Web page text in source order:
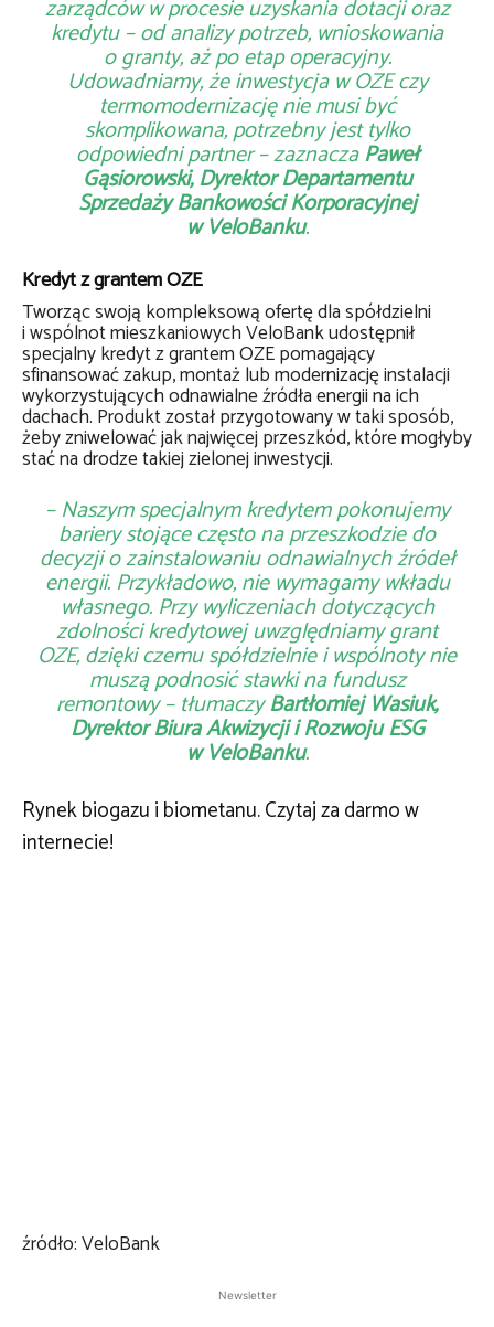
zarządców w procesie uzyskania dotacji oraz
kredytu – od analizy potrzeb, wnioskowania
o granty, aż po etap operacyjny.
Udowadniamy, że inwestycja w OZE czy
termomodernizację nie musi być
skomplikowana, potrzebny jest tylko
odpowiedni partner– zaznaczaPaweł
Gąsiorowski, Dyrektor Departamentu
Sprzedaży Bankowości Korporacyjnej
w VeloBanku.
Kredyt z grantem OZE
Tworząc swoją kompleksową ofertę dla spółdzielni
i wspólnot mieszkaniowych VeloBank udostępnił
specjalny kredyt z grantem OZE pomagający
sfinansować zakup, montaż lub modernizację instalacji
wykorzystujących odnawialne źródła energii na ich
dachach. Produkt został przygotowany w taki sposób,
żeby zniwelować jak najwięcej przeszkód, które mogłyby
stać na drodze takiej zielonej inwestycji.
–Naszym specjalnym kredytem pokonujemy
bariery stojące często na przeszkodzie do
decyzji o zainstalowaniu odnawialnych źródeł
energii. Przykładowo, nie wymagamy wkładu
własnego. Przy wyliczeniach dotyczących
zdolności kredytowej uwzględniamy grant
OZE, dzięki czemu spółdzielnie i wspólnoty nie
muszą podnosić stawki na fundusz
remontowy– tłumaczyBartłomiej Wasiuk,
Dyrektor Biura Akwizycji i Rozwoju ESG
w VeloBanku.
Rynek biogazu i biometanu. Czytaj za darmo w
internecie!
źródło: VeloBank
Newsletter